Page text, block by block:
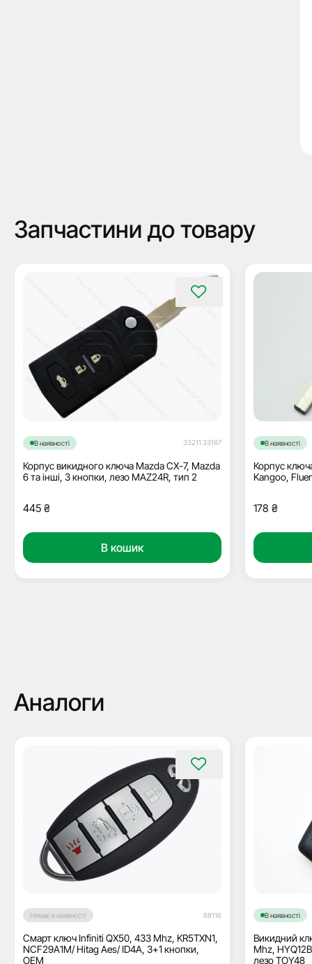
Запчастини до товару
В наявності 33211 33187
Корпус викидного ключа Mazda CX-7, Mazda
6 та інші, 3 кнопки, лезо MAZ24R, тип 2
445 ₴
В кошик
В наявності
Корпус
Kangoo,
178 ₴
Аналоги
Немає в наявності 88116
Смарт ключ Infiniti QX50, 433 Mhz, KR5TXN1,
NCF29A1M/ Hitag Aes/ ID4A, 3+1 кнопки,
ОЕМ
В наявності
Викидний
Mhz,
лезо TOY48